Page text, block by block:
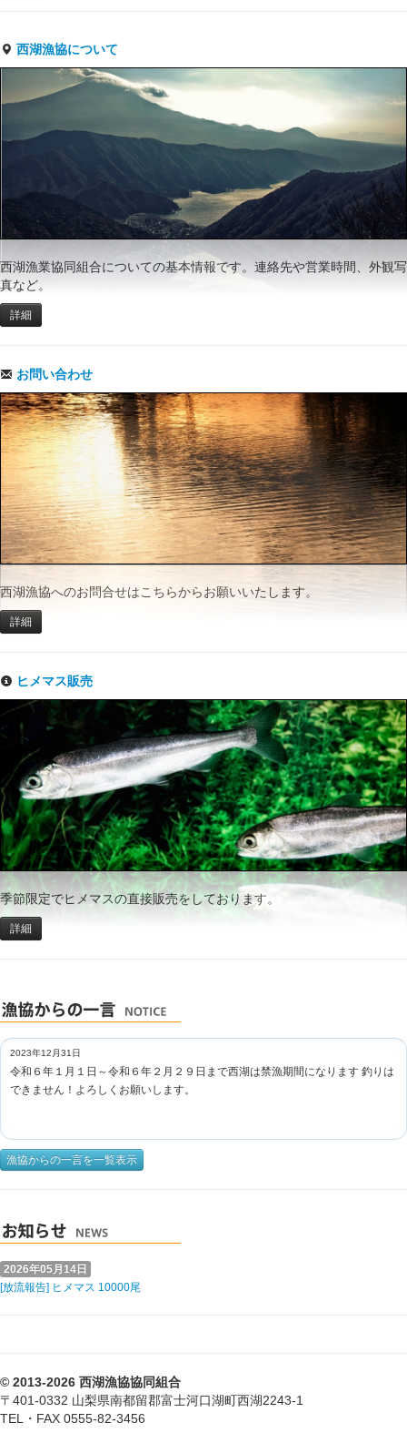
西湖漁協について
西湖漁業協同組合についての基本情報です。連絡先や営業時間、外観写
真など。
詳細
お問い合わせ
西湖漁協へのお問合せはこちらからお願いいたします。
詳細
ヒメマス販売
季節限定でヒメマスの直接販売をしております。
詳細
2023年12月31日
令和６年１月１日～令和６年２月２９日まで西湖は禁漁期間になります 釣りは
できません！よろしくお願いします。
漁協からの一言を一覧表示
2026年05月14日
[放流報告] ヒメマス 10000尾
© 2013-2026 西湖漁協協同組合
〒401-0332 山梨県南都留郡富士河口湖町西湖2243-1
TEL・FAX 0555-82-3456